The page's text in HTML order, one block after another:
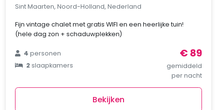
Sint Maarten, Noord-Holland, Nederland
Fijn vintage chalet met gratis WIFI en een heerlijke tuin!
(hele dag zon + schaduwplekken)
4personen
2slaapkamers
€ 89
gemiddeld
per nacht
Bekijken